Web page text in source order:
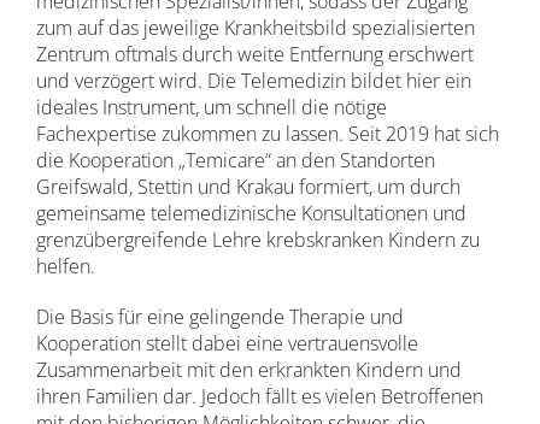
zum auf das jeweilige Krankheitsbild spezialisierten
Zentrum oftmals durch weite Entfernung erschwert
und verzögert wird. Die Telemedizin bildet hier ein
ideales Instrument, um schnell die nötige
Fachexpertise zukommen zu lassen. Seit 2019 hat sich
die Kooperation „Temicare“ an den Standorten
Greifswald, Stettin und Krakau formiert, um durch
gemeinsame telemedizinische Konsultationen und
grenzübergreifende Lehre krebskranken Kindern zu
helfen.
Die Basis für eine gelingende Therapie und
Kooperation stellt dabei eine vertrauensvolle
Zusammenarbeit mit den erkrankten Kindern und
ihren Familien dar. Jedoch fällt es vielen Betroffenen